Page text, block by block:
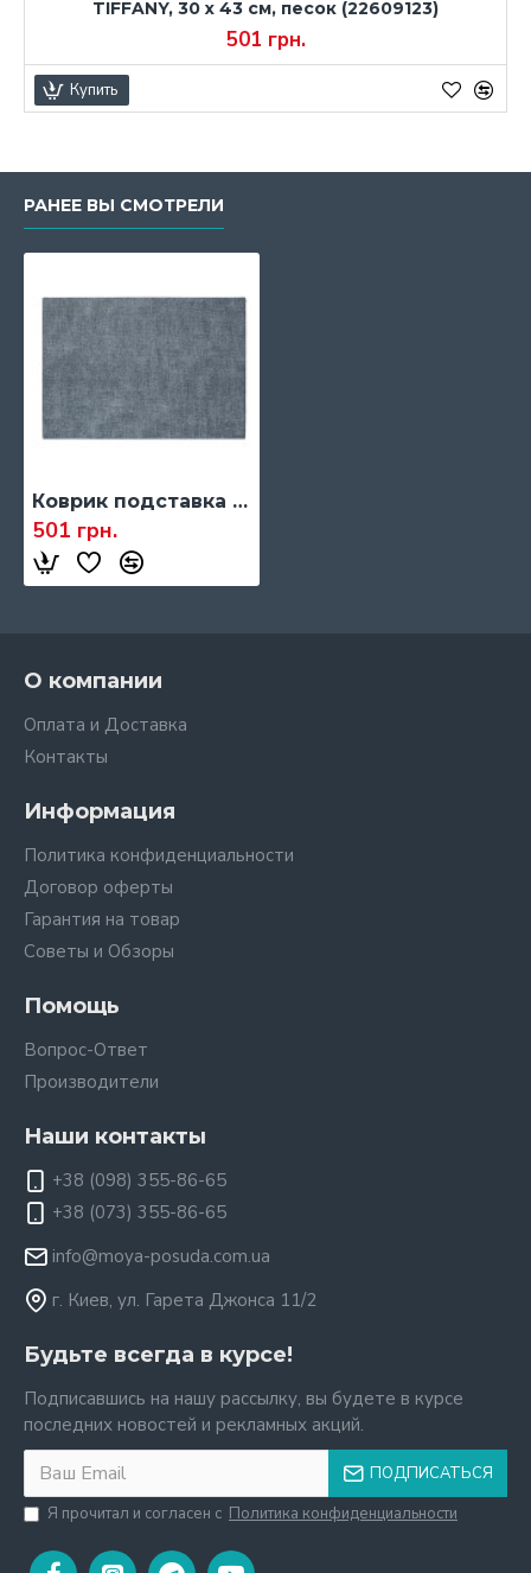
TIFFANY, 30 х 43 см, песок (22609123)
501 грн.
Купить
РАНЕЕ ВЫ СМОТРЕЛИ
Коврик подставка универсальный Guzzini TIFFANY, 30 х 43 см, синее небо (22609123)
501 грн.
О компании
Оплата и Доставка
Контакты
Информация
Политика конфиденциальности
Договор оферты
Гарантия на товар
Советы и Обзоры
Помощь
Вопрос-Ответ
Производители
Наши контакты
+38 (098) 355-86-65
+38 (073) 355-86-65
info@moya-posuda.com.ua
г. Киев, ул. Гарета Джонса 11/2
Будьте всегда в курсе!
Подписавшись на нашу рассылку, вы будете в курсе
последних новостей и рекламных акций.
ПОДПИСАТЬСЯ
Я прочитал и согласен с Политика конфиденциальности